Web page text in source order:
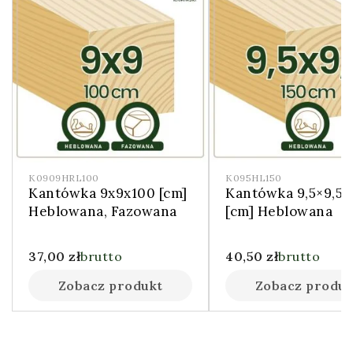
K0909HRL100
Kantówka 9x9x100 [cm]
Heblowana, Fazowana
37,00 złbrutto
Zobacz produkt
K095HL150
Kantówka
[cm] Heblowana
40,50 złbrutto
Zobacz